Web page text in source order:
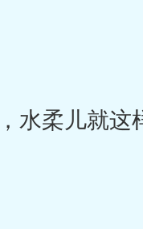
柔儿就这